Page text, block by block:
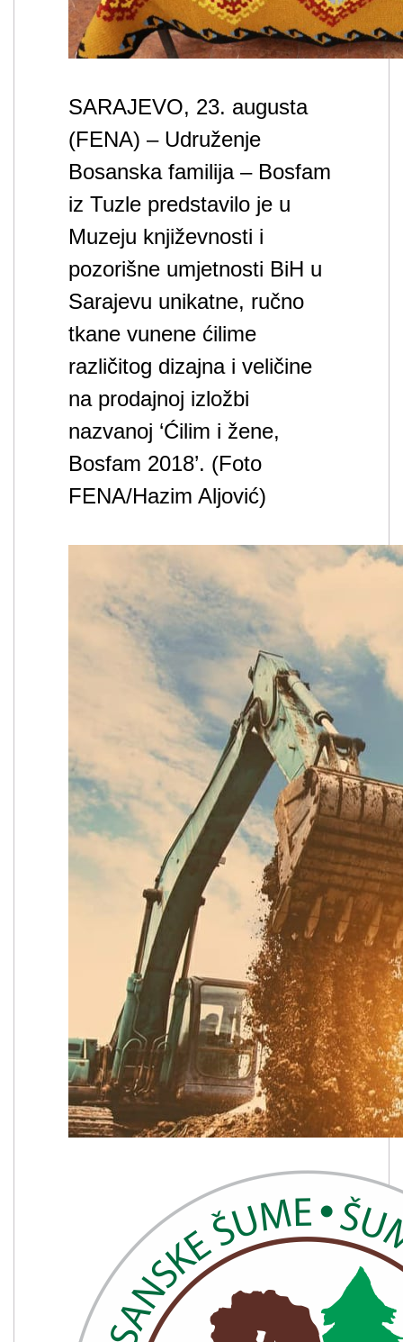
SARAJEVO, 23. augusta
(FENA) – Udruženje
Bosanska familija – Bosfam
iz Tuzle predstavilo je u
Muzeju književnosti i
pozorišne umjetnosti BiH u
Sarajevu unikatne, ručno
tkane vunene ćilime
različitog dizajna i veličine
na prodajnoj izložbi
nazvanoj ‘Ćilim i žene,
Bosfam 2018’. (Foto
FENA/Hazim Aljović)